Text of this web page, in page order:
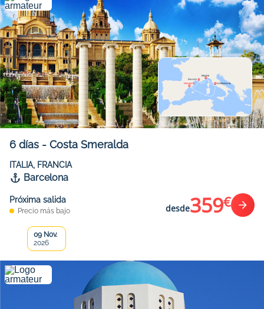
6 días - Costa Smeralda
ITALIA, FRANCIA
Barcelona
Próxima salida
Precio más bajo desde359€
09 Nov.
2026